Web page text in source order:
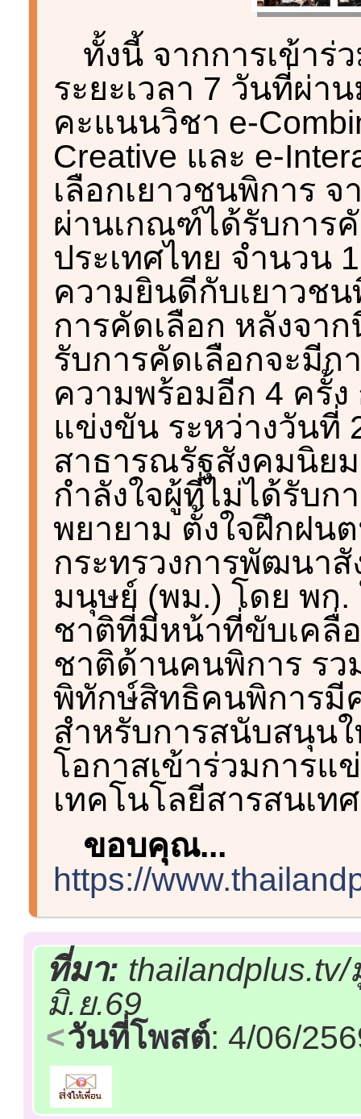
ทั้งนี้ จากการเข้าร่
ระยะเวลา 7 วันที่ผ่
คะแนนวิชา e-
Creative และ e-
เลือกเยาวชนพิการ
ผ่านเกณฑ์ได้รับการ
ประเทศไทย จำนวน
ความยินดีกับเยาวช
การคัดเลือก หลังจา
รับการคัดเลือกจะมีก
ความพร้อมอีก 4 ครั้ง
แข่งขัน ระหว่างวันที่
สาธารณรัฐสังคมนิย
กำลังใจผู้ที่ไม่ได้รับก
พยายาม ตั้งใจฝึกฝน
กระทรวงการพัฒนา
มนุษย์ (พม.) โดย พก.
ชาติที่มีหน้าที่ขับเคลื่
ชาติด้านคนพิการ รว
พิทักษ์สิทธิคนพิการมี
สำหรับการสนับสนุน
โอกาสเข้าร่วมการแ
เทคโนโลยีสารสนเท
ขอบคุณ...
https://
ที่มา:
มิ.ย.69
วันที่โพสต์: 4/06/